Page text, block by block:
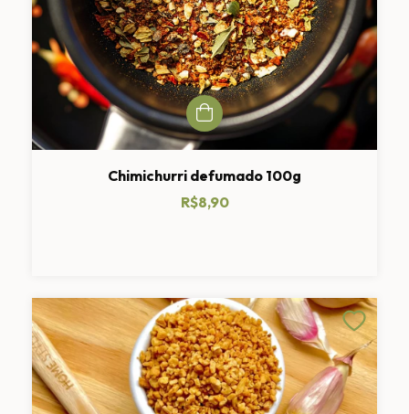
Chimichurri defumado 100g
R$8,90